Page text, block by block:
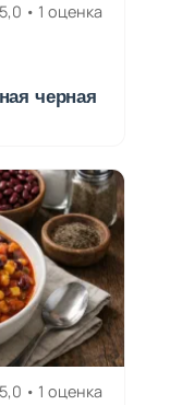
5,0 • 1 оценка
черная
5,0 • 1 оценка